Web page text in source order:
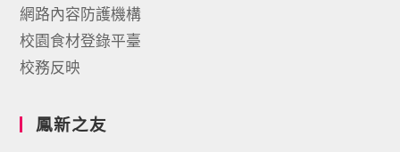
網路內容防護機構
校園食材登錄平臺
校務反映
鳳新之友